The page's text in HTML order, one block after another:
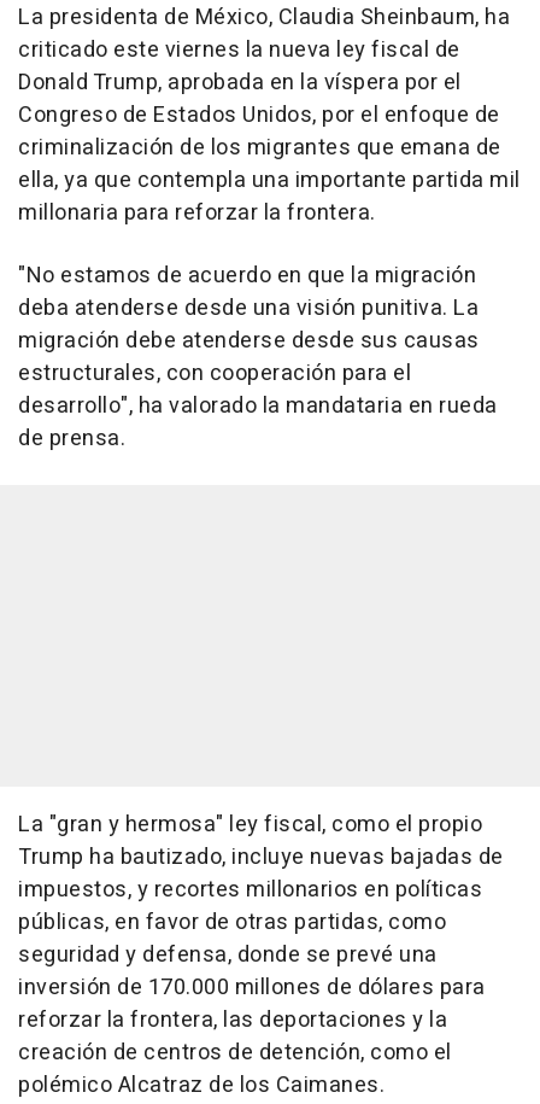
La presidenta de México, Claudia Sheinbaum, ha
criticado este viernes la nueva ley fiscal de
Donald Trump, aprobada en la víspera por el
Congreso de Estados Unidos, por el enfoque de
criminalización de los migrantes que emana de
ella, ya que contempla una importante partida mil
millonaria para reforzar la frontera.
"No estamos de acuerdo en que la migración
deba atenderse desde una visión punitiva. La
migración debe atenderse desde sus causas
estructurales, con cooperación para el
desarrollo", ha valorado la mandataria en rueda
de prensa.
La "gran y hermosa" ley fiscal, como el propio
Trump ha bautizado, incluye nuevas bajadas de
impuestos, y recortes millonarios en políticas
públicas, en favor de otras partidas, como
seguridad y defensa, donde se prevé una
inversión de 170.000 millones de dólares para
reforzar la frontera, las deportaciones y la
creación de centros de detención, como el
polémico Alcatraz de los Caimanes.